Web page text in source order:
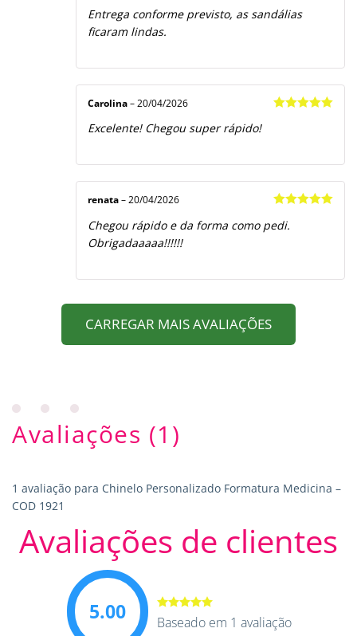
de 5
Entrega conforme previsto, as sandálias
ficaram lindas.
Carolina – 20/04/2026
Excelente! Chegou super rápido!
de 5
renata – 20/04/2026
Chegou rápido e da forma como pedi.
Obrigadaaaaa!!!!!!
CARREGAR MAIS AVALIAÇÕES
Avaliações (1)
1 avaliação para Chinelo Personalizado Formatura Medicina –
COD 1921
Avaliações de clientes
5.00
Avaliação
5.00de 5
Baseado em 1 avaliação